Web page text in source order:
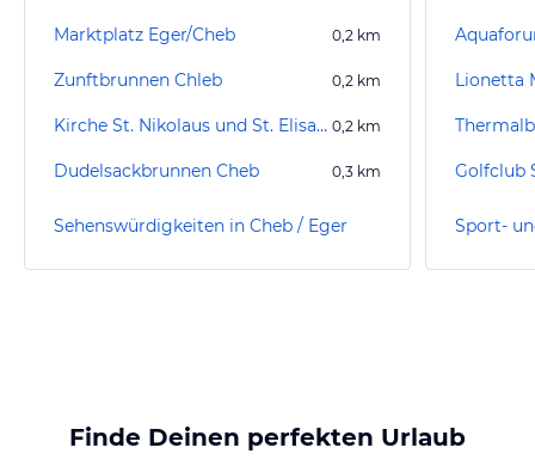
Marktplatz Eger/Cheb 0,2 km
Zunftbrunnen Chleb 0,2 km
Kirche St. Nikolaus und St. Elisabeth 0,2 km
Dudelsackbrunnen Cheb 0,3 km
Sehenswürdigkeiten in Cheb / Eger
Lionetta
Golfclub
Finde Deinen perfekten Urlaub